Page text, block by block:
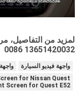
0086 13651420032
واجهة فيديو السيارة
for Nissan Quest
Screen for Quest E52